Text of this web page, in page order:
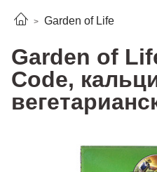
Garden of Life
Garden of
Code,